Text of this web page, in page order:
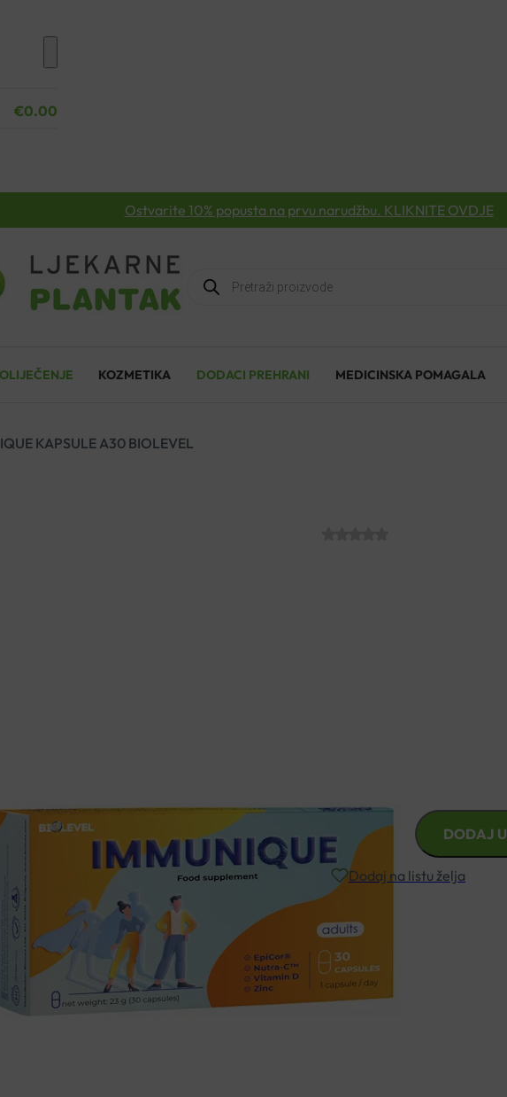
€0.00
Ostvarite 10% popusta na prvu narudžbu. KLIKNITE OVDJE
Products
search
KOZMETIKA DODACI PREHRANI MEDICINSKA POMAGALA
KAPSULE A30 BIOLEVEL
IMMUNIQUE
Kombinacija suhog
vitamina D koja sinergijski
IMMUNIQUE
KAPSULE
A30
BIOLEVEL
količina
DODAJ
Dodaj na listu želja
Besplatna dostava za narudžbe